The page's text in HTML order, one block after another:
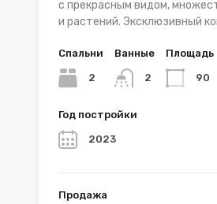
с прекрасным видом,
и растений. Эксклюзивный
Спальни
2
Ванные
2
Площадь
90
Год постройки
2023
Продажа